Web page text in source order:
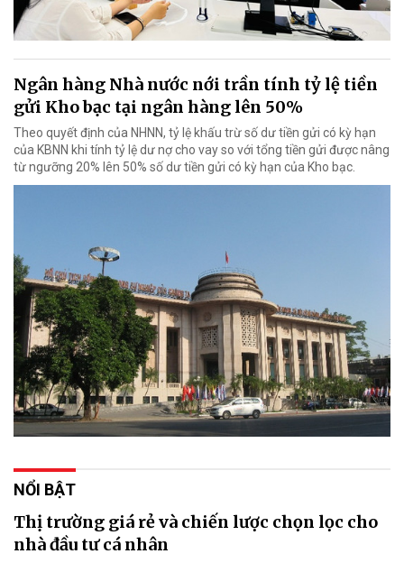
Ngân hàng Nhà nước nới trần tính tỷ lệ tiền
gửi Kho bạc tại ngân hàng lên 50%
Theo quyết định của NHNN, tỷ lệ khấu trừ số dư tiền gửi có kỳ hạn
của KBNN khi tính tỷ lệ dư nợ cho vay so với tổng tiền gửi được nâng
từ ngưỡng 20% lên 50% số dư tiền gửi có kỳ hạn của Kho bạc.
NỔI BẬT
Thị trường giá rẻ và chiến lược chọn lọc cho
nhà đầu tư cá nhân